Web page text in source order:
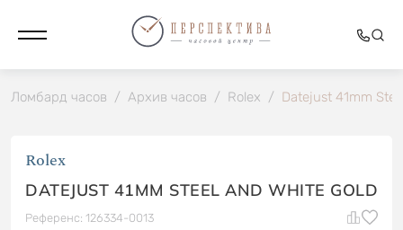
Ломбард часов / Архив часов / Rolex / Datejust 41mm
Rolex
DATEJUST 41MM STEEL AND WHITE GOLD
Референс: 126334-0013